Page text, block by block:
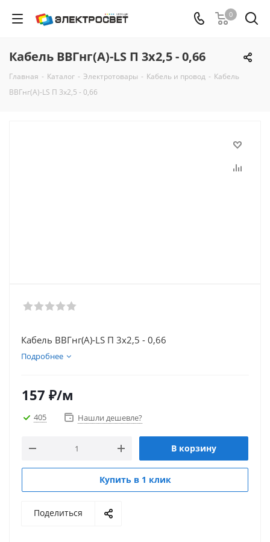
0
Кабель ВВГнг(А)-LS П 3х2,5 - 0,66
Главная - Каталог - Электротовары - Кабель и провод - Кабель
ВВГнг(А)-LS П 3х2,5 - 0,66
Кабель ВВГнг(А)-LS П 3х2,5 - 0,66
Подробнее
157 ₽/м
405 Нашли дешевле?
В корзину
Купить в 1 клик
Поделиться